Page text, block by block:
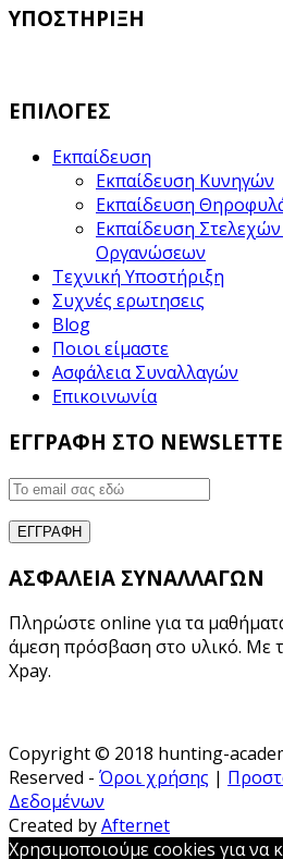
ΥΠΟΣΤΗΡΙΞΗ
ΕΠΙΛΟΓΕΣ
Εκπαίδευση
Εκπαίδευση Κυνηγών
Εκπαίδευση
Εκπαίδευση
Οργανώσεων
Τεχνική Υποστήριξη
Συχνές ερωτησεις
Blog
Ποιοι είμαστε
Ασφάλεια Συναλλαγών
Επικοινωνία
ΕΓΓΡΑΦΗ ΣΤΟ
ΑΣΦΑΛΕΙΑ ΣΥΝΑΛΛΑΓΩΝ
Πληρώστε online για τα
άμεση πρόσβαση στο υλικό. Με
Xpay.
Copyright © 2018 hunting-
Reserved - Όροι χρήσης |
Δεδομένων
Created byAfternet
Χρησιμοποιούμε cookies για να